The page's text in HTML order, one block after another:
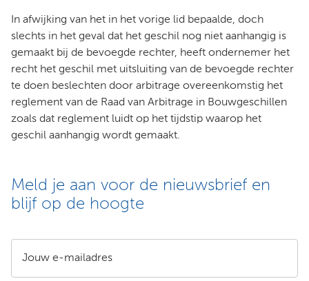
In afwijking van het in het vorige lid bepaalde, doch
slechts in het geval dat het geschil nog niet aanhangig is
gemaakt bij de bevoegde rechter, heeft ondernemer het
recht het geschil met uitsluiting van de bevoegde rechter
te doen beslechten door arbitrage overeenkomstig het
reglement van de Raad van Arbitrage in Bouwgeschillen
zoals dat reglement luidt op het tijdstip waarop het
geschil aanhangig wordt gemaakt.
Meld je aan voor de nieuwsbrief en
blijf op de hoogte
Jouw e-mailadres